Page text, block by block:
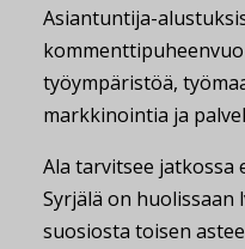
Asiantuntija-
työympäristöä,
markkinointia ja
Ala tarvitsee jatkossa
Syrjälä on huolissaan
suosiosta toisen